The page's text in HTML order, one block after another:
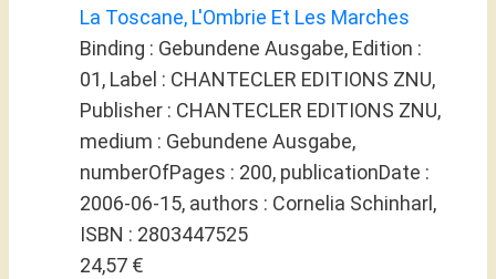
La Toscane, L'Ombrie Et Les Marches
Binding : Gebundene Ausgabe, Edition :
01, Label : CHANTECLER EDITIONS ZNU,
Publisher : CHANTECLER EDITIONS ZNU,
medium : Gebundene Ausgabe,
numberOfPages : 200, publicationDate :
2006-06-15, authors : Cornelia Schinharl,
ISBN : 2803447525
24,57 €